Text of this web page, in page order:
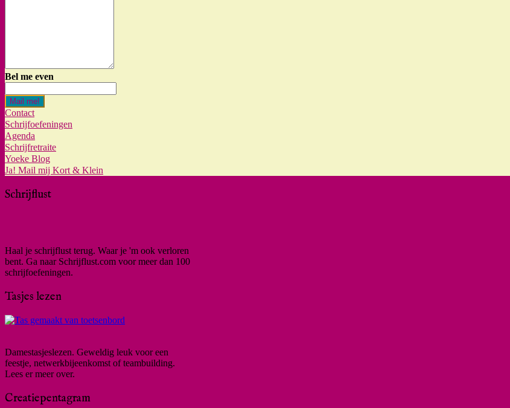
Bel me even
Mail me!
Contact
Schrijfoefeningen
Agenda
Schrijfretraite
Yoeke Blog
Ja! Mail mij Kort & Klein
Schrijflust
Haal je schrijflust terug. Waar je 'm ook verloren
bent. Ga naar Schrijflust.com voor meer dan 100
schrijfoefeningen.
Tasjes lezen
Damestasjeslezen. Geweldig leuk voor een
feestje, netwerkbijeenkomst of teambuilding.
Lees er meer over.
Creatiepentagram